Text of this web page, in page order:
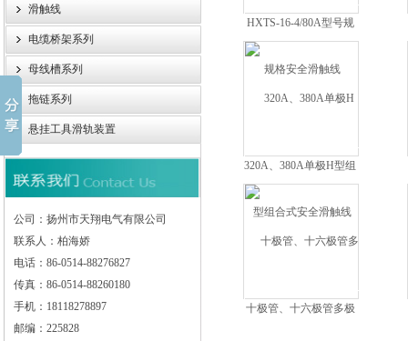
滑触线
电缆桥架系列
母线槽系列
拖链系列
悬挂工具滑轨装置
公司：扬州市天翔电气有限公司
联系人：柏海娇
电话：86-0514-88276827
传真：86-0514-88260180
手机：18118278897
邮编：225828
HXTS-16-4/80A型号规
格安全滑触线
320A、380A单极H型组
合式安全滑触线
十极管、十六极管多极